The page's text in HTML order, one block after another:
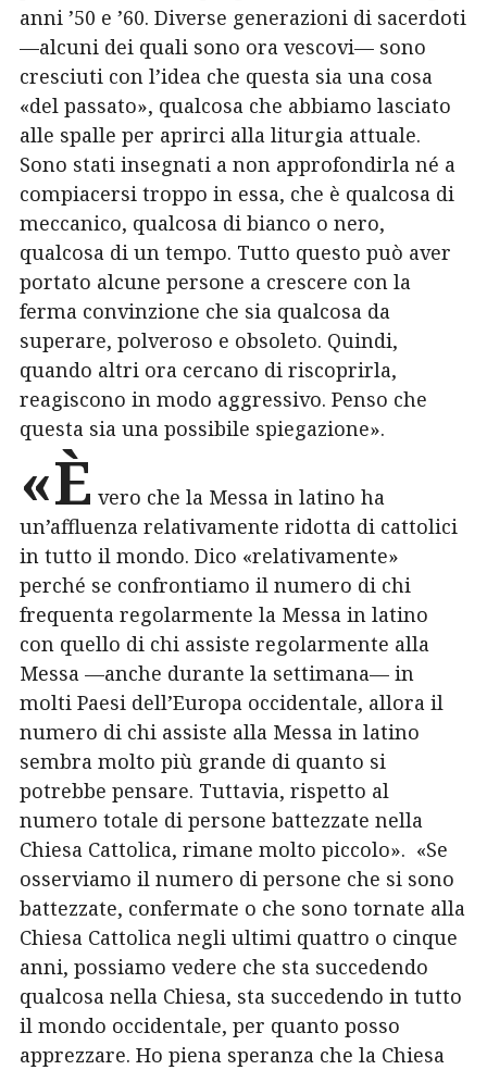
anni ’50 e ’60. Diverse generazioni di sacerdoti
—alcuni dei quali sono ora vescovi— sono
cresciuti con l’idea che questa sia una cosa
«del passato», qualcosa che abbiamo lasciato
alle spalle per aprirci alla liturgia attuale.
Sono stati insegnati a non approfondirla né a
compiacersi troppo in essa, che è qualcosa di
meccanico, qualcosa di bianco o nero,
qualcosa di un tempo. Tutto questo può aver
portato alcune persone a crescere con la
ferma convinzione che sia qualcosa da
superare, polveroso e obsoleto. Quindi,
quando altri ora cercano di riscoprirla,
reagiscono in modo aggressivo. Penso che
questa sia una possibile spiegazione».
«È vero che la Messa in latino ha
un’affluenza relativamente ridotta di cattolici
in tutto il mondo. Dico «relativamente»
perché se confrontiamo il numero di chi
frequenta regolarmente la Messa in latino
con quello di chi assiste regolarmente alla
Messa —anche durante la settimana— in
molti Paesi dell’Europa occidentale, allora il
numero di chi assiste alla Messa in latino
sembra molto più grande di quanto si
potrebbe pensare. Tuttavia, rispetto al
numero totale di persone battezzate nella
Chiesa Cattolica, rimane molto piccolo». «Se
osserviamo il numero di persone che si sono
battezzate, confermate o che sono tornate alla
Chiesa Cattolica negli ultimi quattro o cinque
anni, possiamo vedere che sta succedendo
qualcosa nella Chiesa, sta succedendo in tutto
il mondo occidentale, per quanto posso
apprezzare. Ho piena speranza che la Chiesa